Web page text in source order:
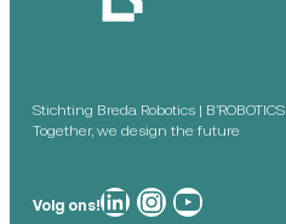
Stichting Breda Robotics | B’ROBOTICS
Together, we design the future
Volg ons!Breda Robotics op Breda Robotics op Instagram
Breda Robotics op